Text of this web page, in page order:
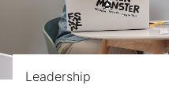
Leadership